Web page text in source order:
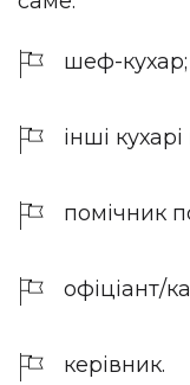
шеф-кухар;
інші кухарі
помічник
офіціант/
керівник.